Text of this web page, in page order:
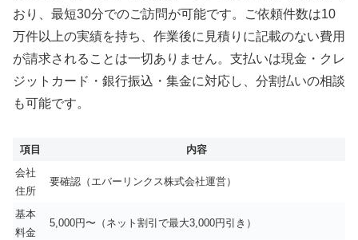
おり、最短30分でのご訪問が可能です。ご依頼件数は10
万件以上の実績を持ち、作業後に見積りに記載のない費用
が請求されることは一切ありません。支払いは現金・クレ
ジットカード・銀行振込・集金に対応し、分割払いの相談
も可能です。
項目
内容
会社
住所
要確認（エバーリンクス株式会社運営）
基本
料金
5,000円〜（ネット割引で最大3,000円引き）